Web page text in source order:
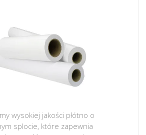
wysokiej jakości płótno o
splocie, które zapewnia